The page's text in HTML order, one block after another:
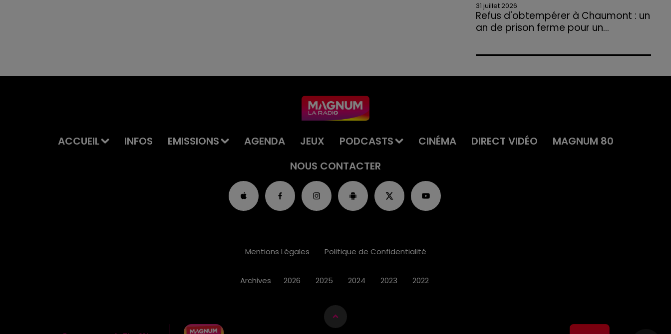
31 juillet 2026
Refus d'obtempérer à Chaumont : un
an de prison ferme pour un...
l'annulation de son permis et la confiscation
ACCUEIL INFOS EMISSIONS AGENDA JEUX PODCASTS CINÉMA DIRECT VIDÉO
MAGNUM 80
NOUS CONTACTER
Mentions Légales Politique de Confidentialité
Archives 2026 2025 2024 2023 2022